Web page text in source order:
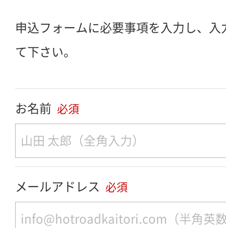
申込フォームに必要事項を入力し、
て下さい。
お名前 必須
メールアドレス 必須